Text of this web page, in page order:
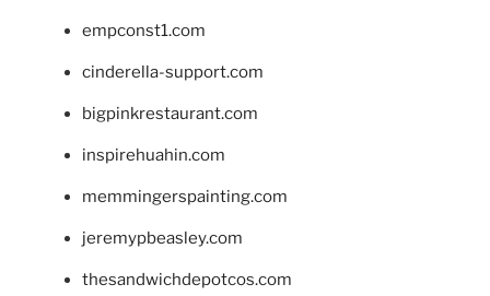
empconst1.com
cinderella-support.com
bigpinkrestaurant.com
inspirehuahin.com
memmingerspainting.com
jeremypbeasley.com
thesandwichdepotcos.com